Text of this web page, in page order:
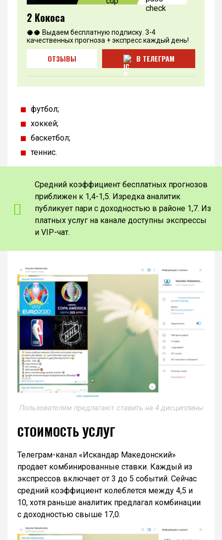
2 Кокоса
🥥🥥 Выдаем бесплатную подписку. 3-4
качественных прогноза + экспресс каждый день!
ОТЗЫВЫ В ТЕЛЕГРАМ
футбол;
хоккей;
баскетбол;
теннис.
Средний коэффициент бесплатных прогнозов
приближен к 1,4-1,5. Изредка аналитик
публикует пари с доходностью в районе 1,7. Из
платных услуг на канале доступны экспрессы
и VIP-чат.
Пользователям предлагают ставить на 4 дисциплины
СТОИМОСТЬ УСЛУГ
Телеграм-канал «Искандар Македонский»
продает комбинированные ставки. Каждый из
экспрессов включает от 3 до 5 событий. Сейчас
средний коэффициент колеблется между 4,5 и
10, хотя раньше аналитик предлагал комбинации
с доходностью свыше 17,0.